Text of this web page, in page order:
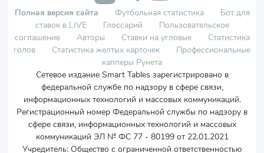
Полная версия сайта Футбольная статистика
Бот для
ставок в LIVE
Глоссарий
Пользовательское
соглашение
Авторы Ставки на угловые
Статистика
голов
Статистика желтых карточек
Профессиональные
капперы Рунета
Сетевое издание Smart Tables зарегистрировано в
федеральной службе по надзору в сфере связи,
информационных технологий и массовых коммуникаций.
Регистрационный номер Федеральной службы по надзору в
сфере связи, информационных технологий и массовых
коммуникаций ЭЛ № ФС 77 - 80199 от 22.01.2021
Учредитель: Общество с ограниченной ответственностью